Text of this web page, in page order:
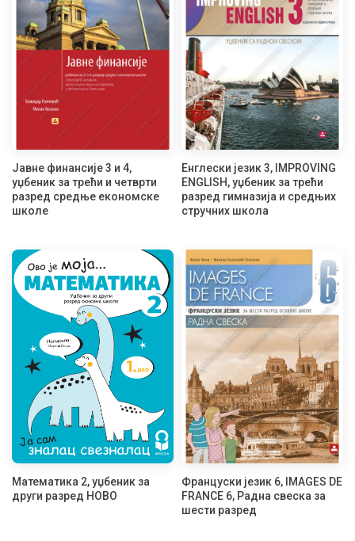
Јавне финансије 3 и 4,
уџбеник за трећи и четврти
разред средње економске
школе
Енглески језик 3, IMPROVING
ENGLISH, уџбеник за трећи
разред гимназија и средњих
стручних школа
Математика 2, уџбеник за
други разред НОВО
Француски језик 6, IMAGES DE
FRANCE 6, Радна свеска за
шести разред